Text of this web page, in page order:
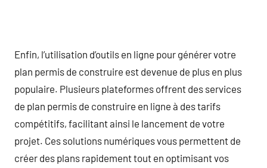
Enfin, l’utilisation d’outils en ligne pour générer votre
plan permis de construire est devenue de plus en plus
populaire. Plusieurs plateformes offrent des services
de plan permis de construire en ligne à des tarifs
compétitifs, facilitant ainsi le lancement de votre
projet. Ces solutions numériques vous permettent de
créer des plans rapidement tout en optimisant vos